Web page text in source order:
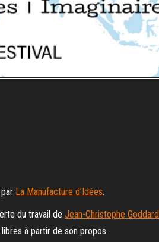
La Manufacture d’Idées.
du travail de Jean-Christophe Goddard
à partir de son propos.